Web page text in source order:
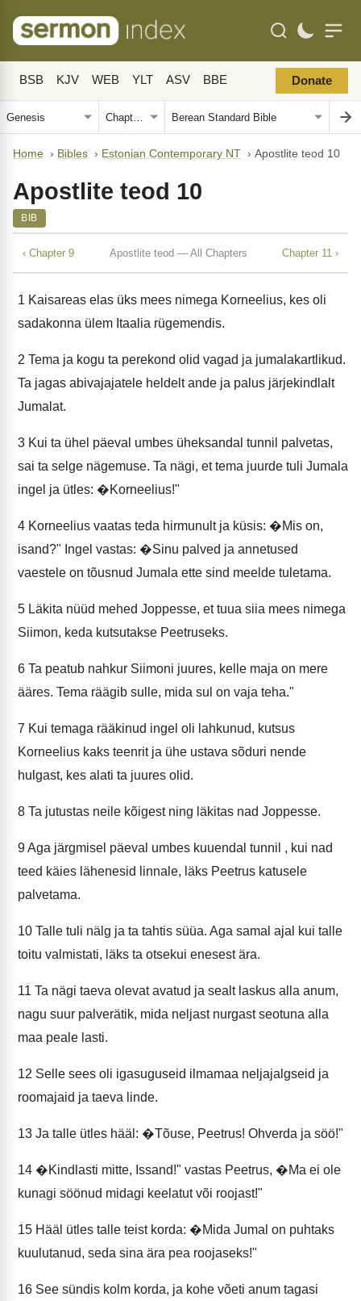
BSB KJV WEB YLT ASV BBE Donate
Home › Bibles › Estonian Contemporary NT › Apostlite teod 10
Apostlite teod 10
BIB
‹ Chapter 9 Apostlite teod — All Chapters Chapter 11 ›
1 Kaisareas elas üks mees nimega Korneelius, kes oli
sadakonna ülem Itaalia rügemendis.
2 Tema ja kogu ta perekond olid vagad ja jumalakartlikud.
Ta jagas abivajajatele heldelt ande ja palus järjekindlalt
Jumalat.
3 Kui ta ühel päeval umbes üheksandal tunnil palvetas,
sai ta selge nägemuse. Ta nägi, et tema juurde tuli Jumala
ingel ja ütles: �Korneelius!"
4 Korneelius vaatas teda hirmunult ja küsis: �Mis on,
isand?" Ingel vastas: �Sinu palved ja annetused
vaestele on tõusnud Jumala ette sind meelde tuletama.
5 Läkita nüüd mehed Joppesse, et tuua siia mees nimega
Siimon, keda kutsutakse Peetruseks.
6 Ta peatub nahkur Siimoni juures, kelle maja on mere
ääres. Tema räägib sulle, mida sul on vaja teha."
7 Kui temaga rääkinud ingel oli lahkunud, kutsus
Korneelius kaks teenrit ja ühe ustava sõduri nende
hulgast, kes alati ta juures olid.
8 Ta jutustas neile kõigest ning läkitas nad Joppesse.
9Aga järgmisel päeval umbes kuuendal tunnil , kui nad
teed käies lähenesid linnale, läks Peetrus katusele
palvetama.
10 Talle tuli nälg ja ta tahtis süüa. Aga samal ajal kui talle
toitu valmistati, läks ta otsekui enesest ära.
11 Ta nägi taeva olevat avatud ja sealt laskus alla anum,
nagu suur palverätik, mida neljast nurgast seotuna alla
maa peale lasti.
12 Selle sees oli igasuguseid ilmamaa neljajalgseid ja
roomajaid ja taeva linde.
13 Ja talle ütles hääl: �Tõuse, Peetrus! Ohverda ja söö!"
14 �Kindlasti mitte, Issand!" vastas Peetrus, �Ma ei ole
kunagi söönud midagi keelatut või roojast!"
15 Hääl ütles talle teist korda: �Mida Jumal on puhtaks
kuulutanud, seda sina ära pea roojaseks!"
16 See sündis kolm korda, ja kohe võeti anum tagasi